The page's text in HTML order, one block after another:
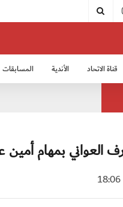
قناة الاتحاد الأندية المسابقات
العواني بمهام